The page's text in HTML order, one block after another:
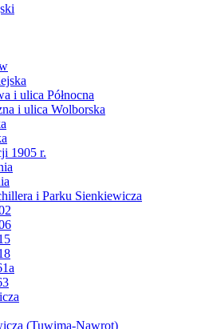
i ulica Północna
i ulica Wolborska
1905 r.
i Parku Sienkiewicza
(Tuwima-Nawrot)